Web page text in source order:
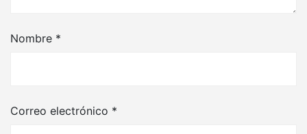
Nombre *
Correo electrónico *